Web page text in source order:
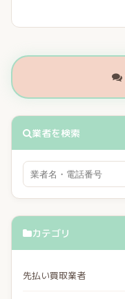
業者を検索
カテゴリ
先払い買取業者